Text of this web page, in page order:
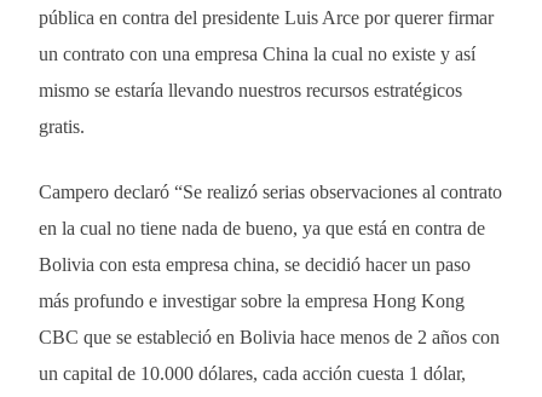
pública en contra del presidente Luis Arce por querer firmar
un contrato con una empresa China la cual no existe y así
mismo se estaría llevando nuestros recursos estratégicos
gratis.
Campero declaró “Se realizó serias observaciones al contrato
en la cual no tiene nada de bueno, ya que está en contra de
Bolivia con esta empresa china, se decidió hacer un paso
más profundo e investigar sobre la empresa Hong Kong
CBC que se estableció en Bolivia hace menos de 2 años con
un capital de 10.000 dólares, cada acción cuesta 1 dólar,